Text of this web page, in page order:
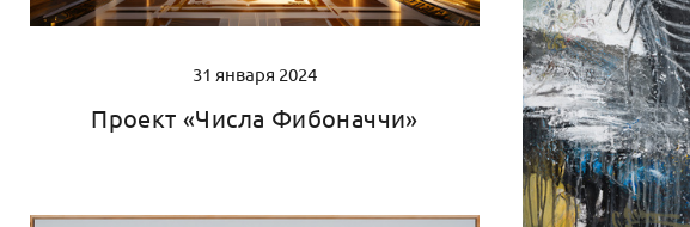
31 января 2024
Проект «Числа Фибоначчи»